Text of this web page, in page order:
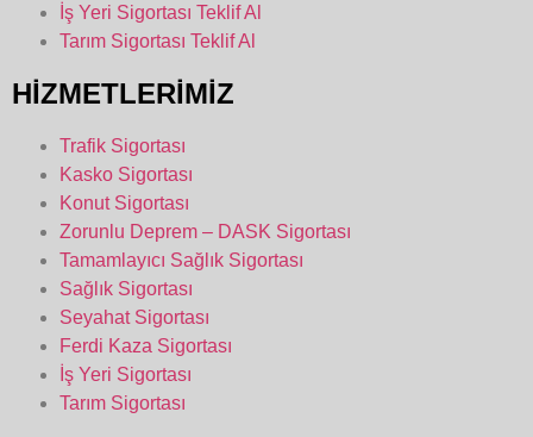
İş Yeri Sigortası Teklif Al
Tarım Sigortası Teklif Al
HİZMETLERİMİZ
Trafik Sigortası
Kasko Sigortası
Konut Sigortası
Zorunlu Deprem – DASK Sigortası
Tamamlayıcı Sağlık Sigortası
Sağlık Sigortası
Seyahat Sigortası
Ferdi Kaza Sigortası
İş Yeri Sigortası
Tarım Sigortası